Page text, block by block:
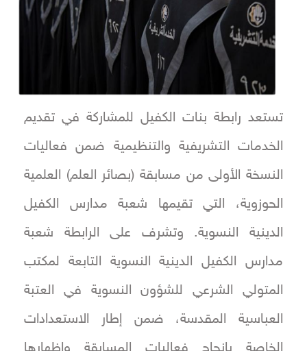
تستعد رابطة بنات الكفيل للمشاركة في تقديم
الخدمات التشريفية والتنظيمية ضمن فعاليات
النسخة الأولى من مسابقة (بصائر العلم) العلمية
الحوزوية، التي تقيمها شعبة مدارس الكفيل
الدينية النسوية. وتشرف على الرابطة شعبة
مدارس الكفيل الدينية النسوية التابعة لمكتب
المتولي الشرعي للشؤون النسوية في العتبة
العباسية المقدسة، ضمن إطار الاستعدادات